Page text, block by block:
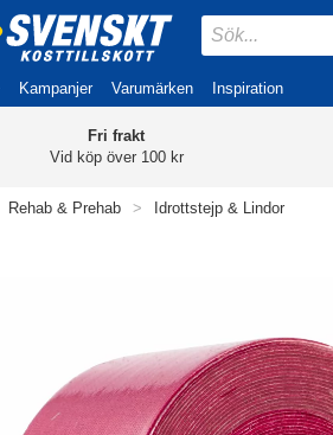
Kampanjer Varumärken Inspiration
Fri frakt
Vid köp över 100 kr
Rehab & Prehab > Idrottstejp & Lindor